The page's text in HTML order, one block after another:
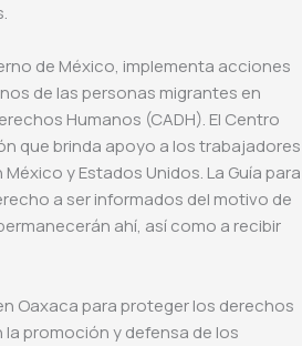
de México, implementa acciones
de las personas migrantes en
Humanos (CADH). El Centro
que brinda apoyo a los trabajadores
y Estados Unidos. La Guía para
a ser informados del motivo de
ahí, así como a recibir
Oaxaca para proteger los derechos
promoción y defensa de los